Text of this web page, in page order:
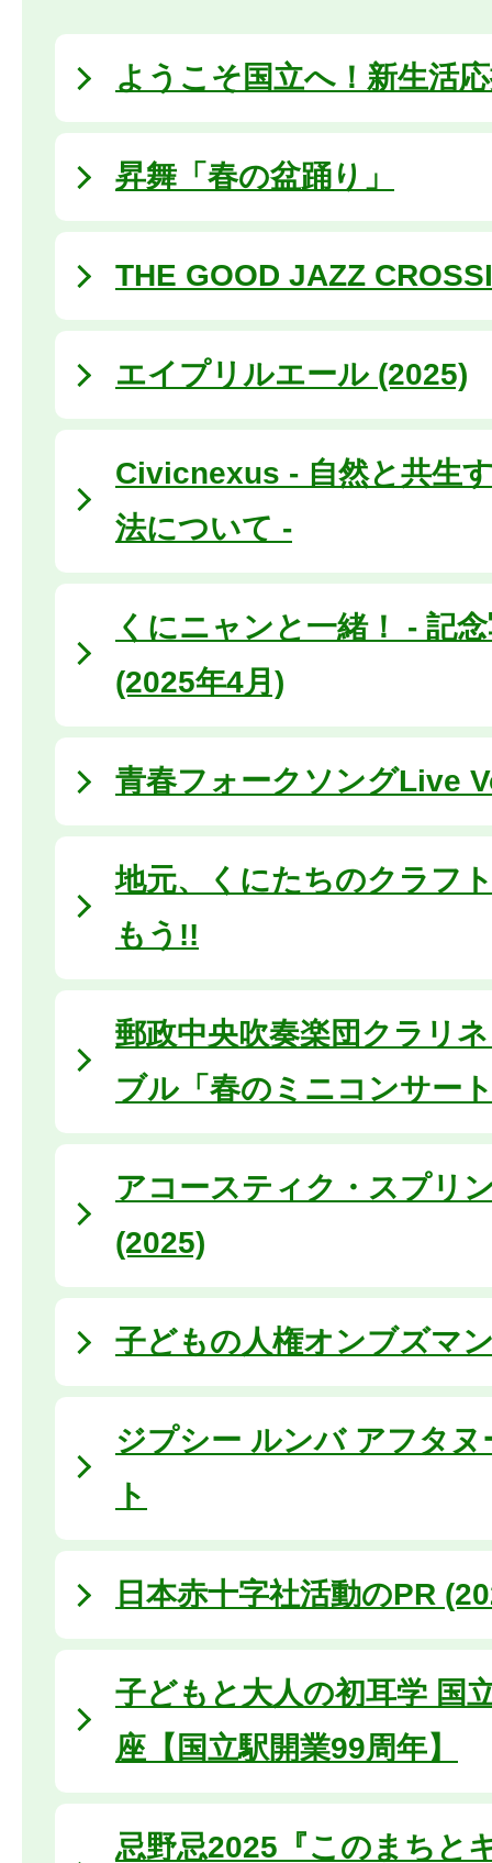
ようこそ国立へ！新生活
昇舞「春の盆踊り」
THE GOOD JAZZ
エイプリルエール (2025)
Civicnexus - 自然と共生
法について -
くにニャンと一緒！ - 記
(2025年4月)
青春フォークソングLive
地元、くにたちのクラフ
もう!!
郵政中央吹奏楽団クラリ
ブル「春のミニコンサー
アコースティク・スプリ
(2025)
子どもの人権オンブズマ
ジプシー ルンバ アフタ
ト
日本赤十字社活動のPR
子どもと大人の初耳学 国
座【国立駅開業99周年】
忌野忌2025『このまちと